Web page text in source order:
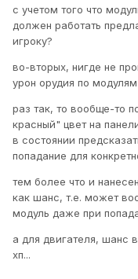
с учетом того что
должен работать
игроку?
во-вторых, нигде не
урон орудия по
раз так, то вообще-то
красный" цвет на
в состоянии
попадание для
тем более что и
как шанс, т.е. может
модуль даже при
а для двигателя, шанс
хп...